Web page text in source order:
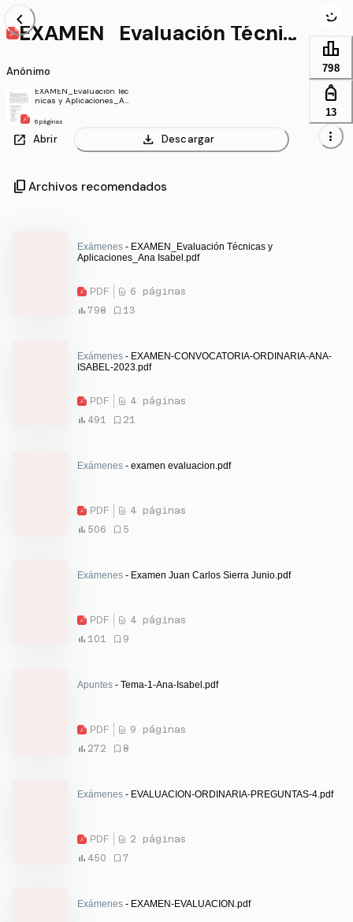
chevron_left
EXAMEN_Evaluación Técnica
s y Aplicaciones_Ana Isabel.
pdf
Anónimo
EXAMEN_Evaluación Téc
nicas y Aplicaciones_An
6 páginas
open_in_new Abrir download Descargar
leaderboard
798
personal_bag
13
more_vert
content_copy Archivos recomendados
Exámenes - EXAMEN_Evaluación Técnicas y
Aplicaciones_Ana Isabel.pdf
PDF
6 páginas
798
13
Exámenes - EXAMEN-CONVOCATORIA-ORDINARIA-ANA-
ISABEL-2023.pdf
PDF
4 páginas
491
21
Exámenes - examen evaluacion.pdf
PDF
4 páginas
506
5
Exámenes - Examen Juan Carlos Sierra Junio.pdf
PDF
4 páginas
101
9
Apuntes - Tema-1-Ana-Isabel.pdf
PDF
9 páginas
272
8
Exámenes - EVALUACION-ORDINARIA-PREGUNTAS-4.pdf
PDF
2 páginas
450
7
Exámenes - EXAMEN-EVALUACION.pdf